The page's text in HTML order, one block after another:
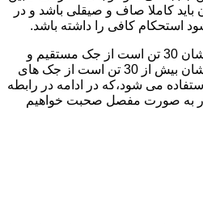
کاملا صاف و صیقلی باشد و در
استحکام کافی را داشته باشد.
برای آسانسورهایی که ظرفیتشان 30 تن است از جک مستقیم و
برای آسانسورهایی که ظرفیتشان بیش از 30 تن است از جک های
می شود،که در ادامه در رابطه
به صورت مفصل صحبت خواهیم